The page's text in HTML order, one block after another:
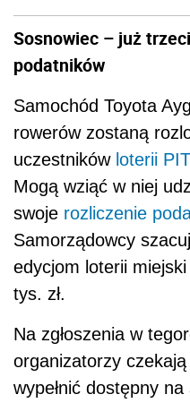
Sosnowiec – już
podatników
Samochód Toyota
rowerów zostaną
uczestników loterii
Mogą wziąć w niej
swoje rozliczenie
Samorządowcy
edycjom loterii
tys. zł.
Na zgłoszenia w
organizatorzy
wypełnić dostępny